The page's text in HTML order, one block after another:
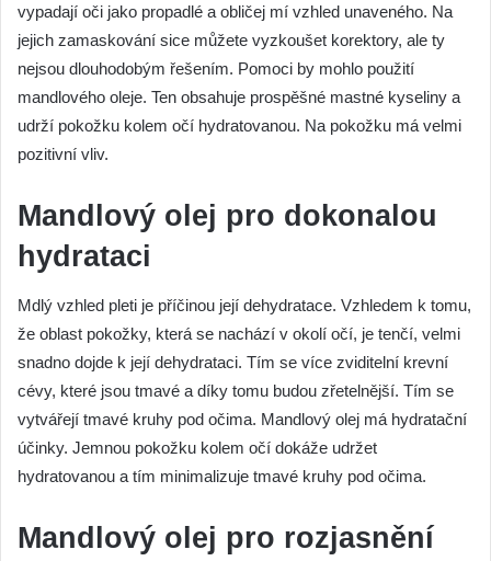
vypadají oči jako propadlé a obličej mí vzhled unaveného. Na
jejich zamaskování sice můžete vyzkoušet korektory, ale ty
nejsou dlouhodobým řešením. Pomoci by mohlo použití
mandlového oleje. Ten obsahuje prospěšné mastné kyseliny a
udrží pokožku kolem očí hydratovanou. Na pokožku má velmi
pozitivní vliv.
Mandlový olej pro dokonalou
hydrataci
Mdlý vzhled pleti je příčinou její dehydratace. Vzhledem k tomu,
že oblast pokožky, která se nachází v okolí očí, je tenčí, velmi
snadno dojde k její dehydrataci. Tím se více zviditelní krevní
cévy, které jsou tmavé a díky tomu budou zřetelnější. Tím se
vytvářejí tmavé kruhy pod očima. Mandlový olej má hydratační
účinky. Jemnou pokožku kolem očí dokáže udržet
hydratovanou a tím minimalizuje tmavé kruhy pod očima.
Mandlový olej pro rozjasnění